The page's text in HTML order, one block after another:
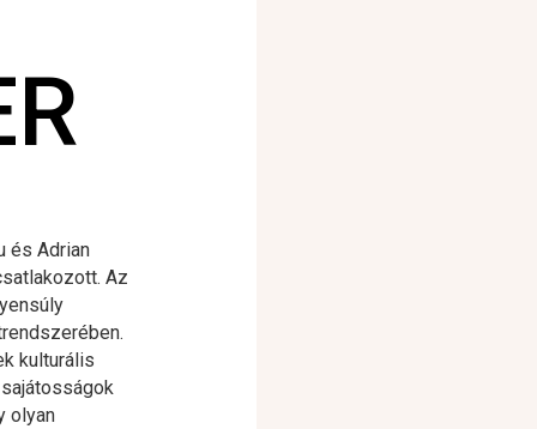
és Adrian
Az
kulturális
olyan